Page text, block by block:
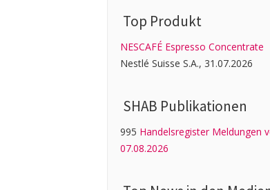
Top Produkt
NESCAFÉ Espresso Concentrate
Nestlé Suisse S.A., 31.07.2026
SHAB Publi­kati­onen
995 Handelsregister Meldungen
07.08.2026